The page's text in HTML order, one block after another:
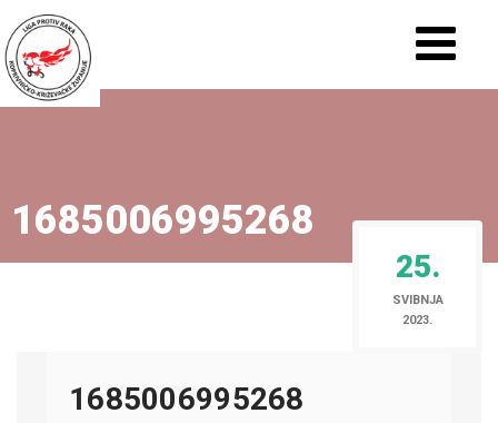
1685006995268
25.
SVIBNJA
2023.
1685006995268